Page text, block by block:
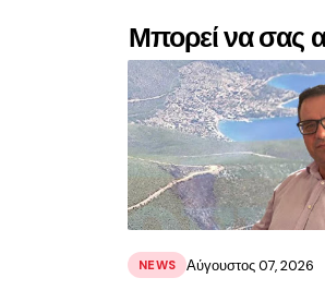
Μπορεί να σας
NEWS Αύγουστος 07, 2026